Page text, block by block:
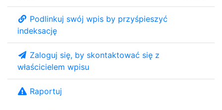
Podlinkuj swój wpis by przyśpieszyć
indeksację
Zaloguj się, by skontaktować się z
właścicielem wpisu
Raportuj